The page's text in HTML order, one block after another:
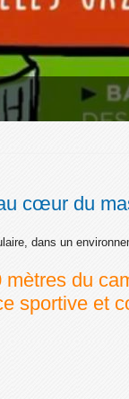
cœur du
dans un
du
sportive et